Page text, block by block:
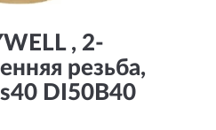
, 2-
резьба,
DI50B40